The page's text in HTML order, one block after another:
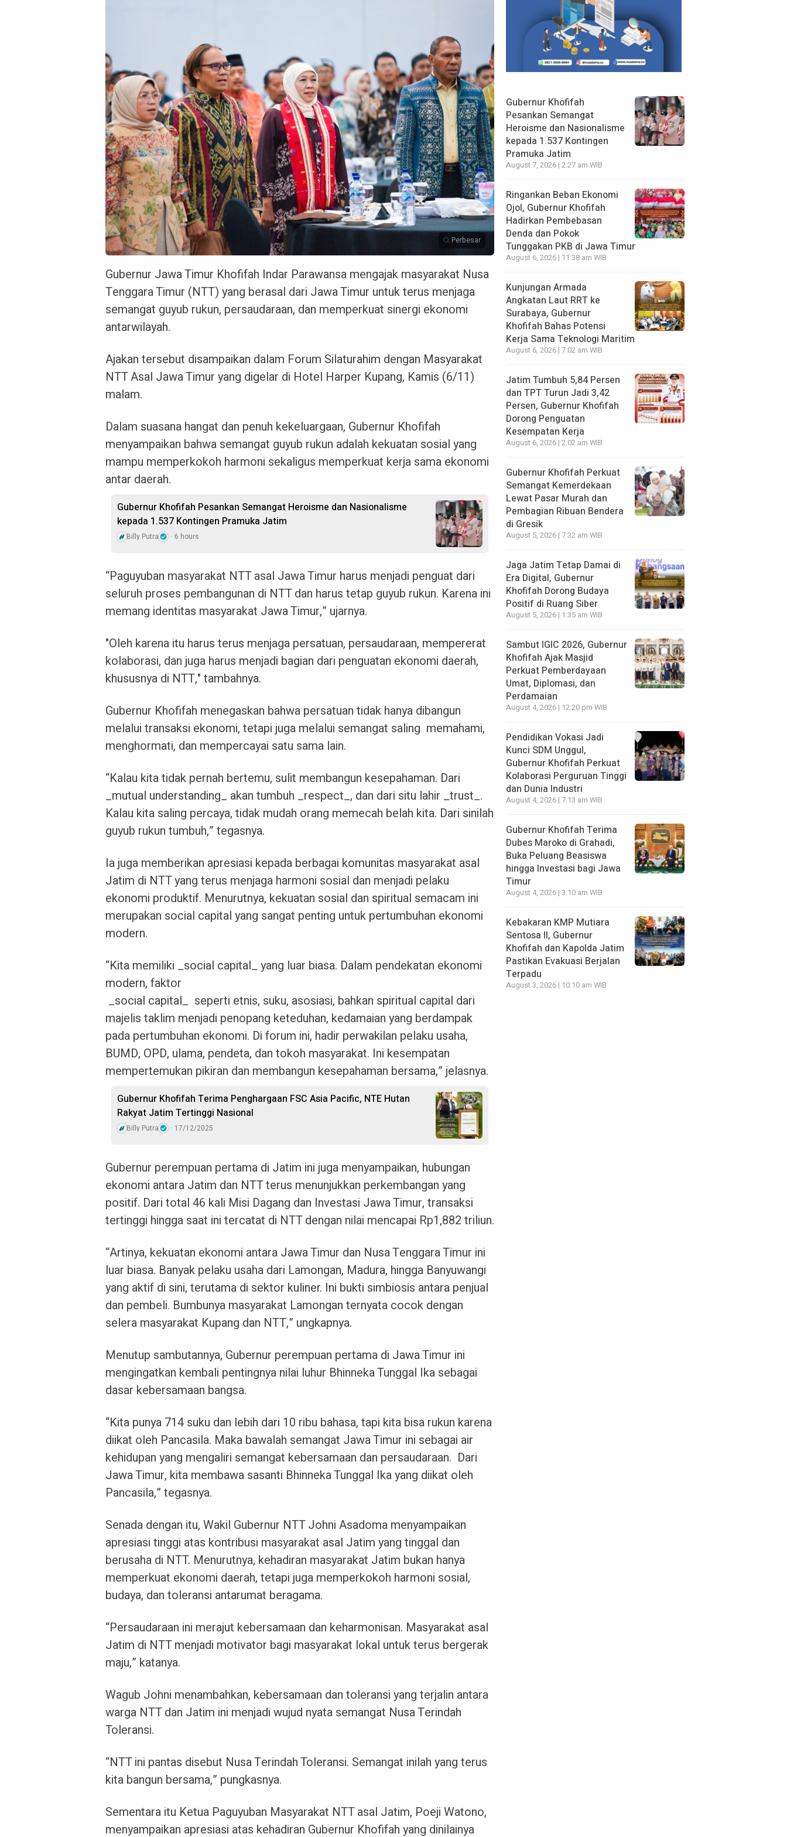
Perbesar
Gubernur Jawa Timur Khofifah Indar Parawansa mengajak masyarakat Nusa
Tenggara Timur (NTT) yang berasal dari Jawa Timur untuk terus menjaga
semangat guyub rukun, persaudaraan, dan memperkuat sinergi ekonomi
antarwilayah.
Ajakan tersebut disampaikan dalam Forum Silaturahim dengan Masyarakat
NTT Asal Jawa Timur yang digelar di Hotel Harper Kupang, Kamis (6/11)
malam.
Dalam suasana hangat dan penuh kekeluargaan, Gubernur Khofifah
menyampaikan bahwa semangat guyub rukun adalah kekuatan sosial yang
mampu memperkokoh harmoni sekaligus memperkuat kerja sama ekonomi
antar daerah.
Gubernur Khofifah Pesankan Semangat Heroisme dan Nasionalisme
kepada 1.537 Kontingen Pramuka Jatim
Billy Putra 6 hours
“Paguyuban masyarakat NTT asal Jawa Timur harus menjadi penguat dari
seluruh proses pembangunan di NTT dan harus tetap guyub rukun. Karena ini
memang identitas masyarakat Jawa Timur,” ujarnya.
"Oleh karena itu harus terus menjaga persatuan, persaudaraan, mempererat
kolaborasi, dan juga harus menjadi bagian dari penguatan ekonomi daerah,
khususnya di NTT," tambahnya.
Gubernur Khofifah menegaskan bahwa persatuan tidak hanya dibangun
melalui transaksi ekonomi, tetapi juga melalui semangat saling memahami,
menghormati, dan mempercayai satu sama lain.
“Kalau kita tidak pernah bertemu, sulit membangun kesepahaman. Dari
_mutual understanding_ akan tumbuh _respect_, dan dari situ lahir _trust_.
Kalau kita saling percaya, tidak mudah orang memecah belah kita. Dari sinilah
guyub rukun tumbuh,” tegasnya.
Ia juga memberikan apresiasi kepada berbagai komunitas masyarakat asal
Jatim di NTT yang terus menjaga harmoni sosial dan menjadi pelaku
ekonomi produktif. Menurutnya, kekuatan sosial dan spiritual semacam ini
merupakan social capital yang sangat penting untuk pertumbuhan ekonomi
modern.
“Kita memiliki _social capital_ yang luar biasa. Dalam pendekatan ekonomi
modern, faktor
_social capital_ seperti etnis, suku, asosiasi, bahkan spiritual capital dari
majelis taklim menjadi penopang keteduhan, kedamaian yang berdampak
pada pertumbuhan ekonomi. Di forum ini, hadir perwakilan pelaku usaha,
BUMD, OPD, ulama, pendeta, dan tokoh masyarakat. Ini kesempatan
mempertemukan pikiran dan membangun kesepahaman bersama,” jelasnya.
Gubernur Khofifah Terima Penghargaan FSC Asia Pacific, NTE Hutan
Rakyat Jatim Tertinggi Nasional
Billy Putra 17/12/2025
Gubernur perempuan pertama di Jatim ini juga menyampaikan, hubungan
ekonomi antara Jatim dan NTT terus menunjukkan perkembangan yang
positif. Dari total 46 kali Misi Dagang dan Investasi Jawa Timur, transaksi
tertinggi hingga saat ini tercatat di NTT dengan nilai mencapai Rp1,882 triliun.
“Artinya, kekuatan ekonomi antara Jawa Timur dan Nusa Tenggara Timur ini
luar biasa. Banyak pelaku usaha dari Lamongan, Madura, hingga Banyuwangi
yang aktif di sini, terutama di sektor kuliner. Ini bukti simbiosis antara penjual
dan pembeli. Bumbunya masyarakat Lamongan ternyata cocok dengan
selera masyarakat Kupang dan NTT,” ungkapnya.
Menutup sambutannya, Gubernur perempuan pertama di Jawa Timur ini
mengingatkan kembali pentingnya nilai luhur Bhinneka Tunggal Ika sebagai
dasar kebersamaan bangsa.
“Kita punya 714 suku dan lebih dari 10 ribu bahasa, tapi kita bisa rukun karena
diikat oleh Pancasila. Maka bawalah semangat Jawa Timur ini sebagai air
kehidupan yang mengaliri semangat kebersamaan dan persaudaraan. Dari
Jawa Timur, kita membawa sasanti Bhinneka Tunggal Ika yang diikat oleh
Pancasila,” tegasnya.
Senada dengan itu, Wakil Gubernur NTT Johni Asadoma menyampaikan
apresiasi tinggi atas kontribusi masyarakat asal Jatim yang tinggal dan
berusaha di NTT. Menurutnya, kehadiran masyarakat Jatim bukan hanya
memperkuat ekonomi daerah, tetapi juga memperkokoh harmoni sosial,
budaya, dan toleransi antarumat beragama.
“Persaudaraan ini merajut kebersamaan dan keharmonisan. Masyarakat asal
Jatim di NTT menjadi motivator bagi masyarakat lokal untuk terus bergerak
maju,” katanya.
Wagub Johni menambahkan, kebersamaan dan toleransi yang terjalin antara
warga NTT dan Jatim ini menjadi wujud nyata semangat Nusa Terindah
Toleransi.
“NTT ini pantas disebut Nusa Terindah Toleransi. Semangat inilah yang terus
kita bangun bersama,” pungkasnya.
Sementara itu Ketua Paguyuban Masyarakat NTT asal Jatim, Poeji Watono,
menyampaikan apresiasi atas kehadiran Gubernur Khofifah yang dinilainya
Gubernur Khofifah
Pesankan Semangat
Heroisme dan Nasionalisme
kepada 1.537 Kontingen
Pramuka Jatim
August 7, 2026 | 2:27 am WIB
Ringankan Beban Ekonomi
Ojol, Gubernur Khofifah
Hadirkan Pembebasan
Denda dan Pokok
Tunggakan PKB di Jawa Timur
August 6, 2026 | 11:38 am WIB
Kunjungan Armada
Angkatan Laut RRT ke
Surabaya, Gubernur
Khofifah Bahas Potensi
Kerja Sama Teknologi Maritim
August 6, 2026 | 7:02 am WIB
Jatim Tumbuh 5,84 Persen
dan TPT Turun Jadi 3,42
Persen, Gubernur Khofifah
Dorong Penguatan
Kesempatan Kerja
August 6, 2026 | 2:02 am WIB
Gubernur Khofifah Perkuat
Semangat Kemerdekaan
Lewat Pasar Murah dan
Pembagian Ribuan Bendera
di Gresik
August 5, 2026 | 7:32 am WIB
Jaga Jatim Tetap Damai di
Era Digital, Gubernur
Khofifah Dorong Budaya
Positif di Ruang Siber
August 5, 2026 | 1:35 am WIB
Sambut IGIC 2026, Gubernur
Khofifah Ajak Masjid
Perkuat Pemberdayaan
Umat, Diplomasi, dan
Perdamaian
August 4, 2026 | 12:20 pm WIB
Pendidikan Vokasi Jadi
Kunci SDM Unggul,
Gubernur Khofifah Perkuat
Kolaborasi Perguruan Tinggi
dan Dunia Industri
August 4, 2026 | 7:13 am WIB
Gubernur Khofifah Terima
Dubes Maroko di Grahadi,
Buka Peluang Beasiswa
hingga Investasi bagi Jawa
Timur
August 4, 2026 | 3:10 am WIB
Kebakaran KMP Mutiara
Sentosa II, Gubernur
Khofifah dan Kapolda Jatim
Pastikan Evakuasi Berjalan
Terpadu
August 3, 2026 | 10:10 am WIB